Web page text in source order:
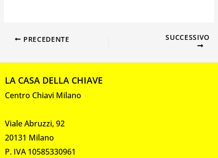
PRECEDENTE SUCCESSIVO
LA CASA DELLA CHIAVE
Centro Chiavi Milano
Viale Abruzzi, 92
20131 Milano
P. IVA 10585330961